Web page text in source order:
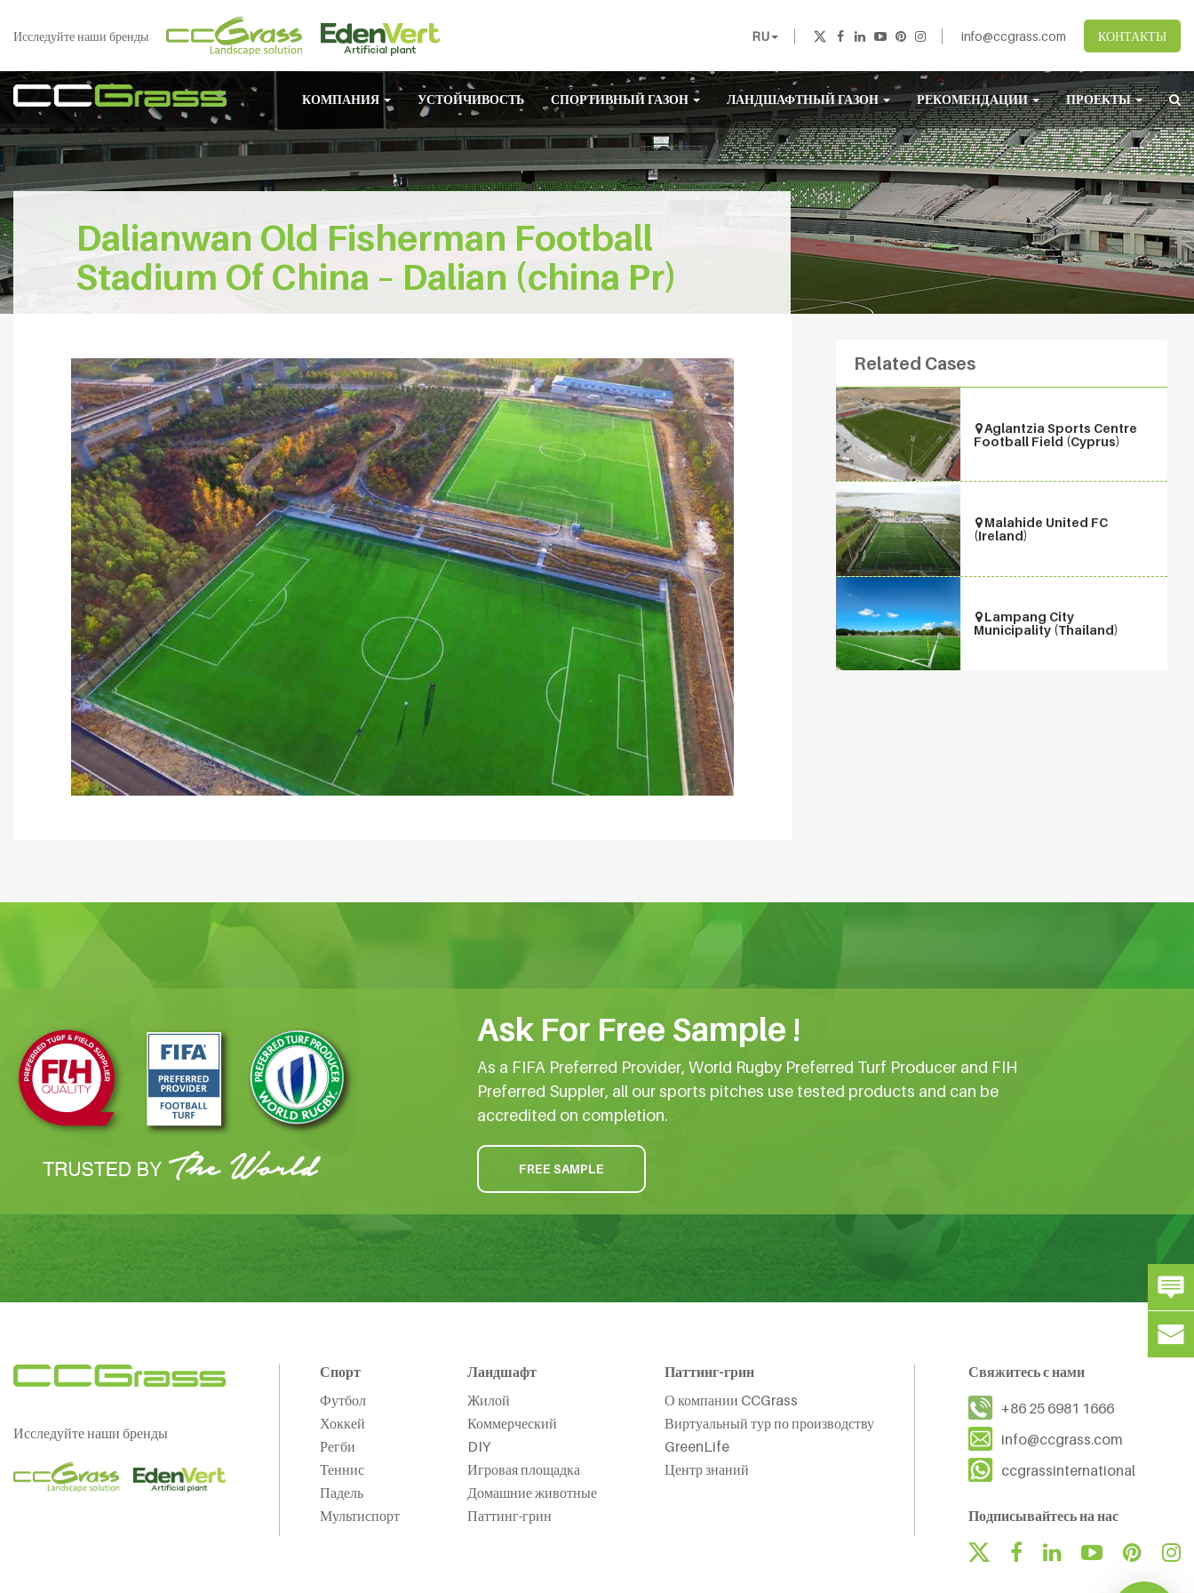
Исследуйте наши бренды RU info@ccgrass.com КОНТАКТЫ
КОМПАНИЯ УСТОЙЧИВОСТЬ СПОРТИВНЫЙ ГАЗОН ЛАНДШАФТНЫЙ ГАЗОН РЕКОМЕНДАЦИИ ПРОЕКТЫ
Dalianwan Old Fisherman Football
Stadium Of China – Dalian (china Pr)
Related Cases
Aglantzia Sports Centre
Football Field (Cyprus)
Malahide United FC
(Ireland)
Lampang City
Municipality (Thailand)
Ask For Free Sample !
As a FIFA Preferred Provider, World Rugby Preferred Turf Producer and FIH
Preferred Suppler, all our sports pitches use tested products and can be
accredited on completion.
FREE SAMPLE
Исследуйте наши бренды
Спорт
Футбол
Хоккей
Регби
Теннис
Падель
Мультиспорт
Ландшафт
Жилой
Коммерческий
DIY
Игровая площадка
Домашние животные
Паттинг-грин
Паттинг-грин
О компании CCGrass
Виртуальный тур по производству
GreenLife
Центр знаний
Свяжитесь с нами
+86 25 6981 1666
info@ccgrass.com
ccgrassinternational
Подписывайтесь на нас